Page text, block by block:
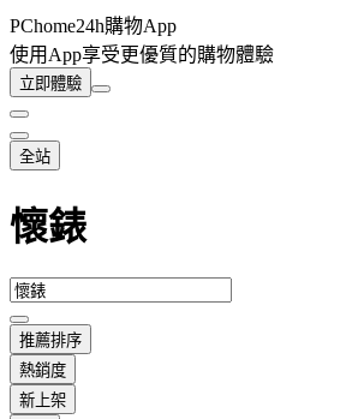
PChome24h購物App
使用App享受更優質的購物體驗
立即體驗
全站
懷錶
推薦排序
熱銷度
新上架